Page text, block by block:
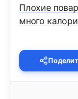
Плохие
много